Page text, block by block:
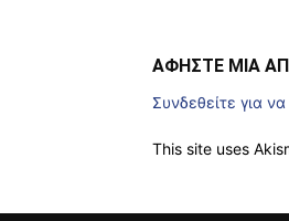
ΑΦΗΣΤΕ ΜΙΑ
Συνδεθείτε για
This site uses